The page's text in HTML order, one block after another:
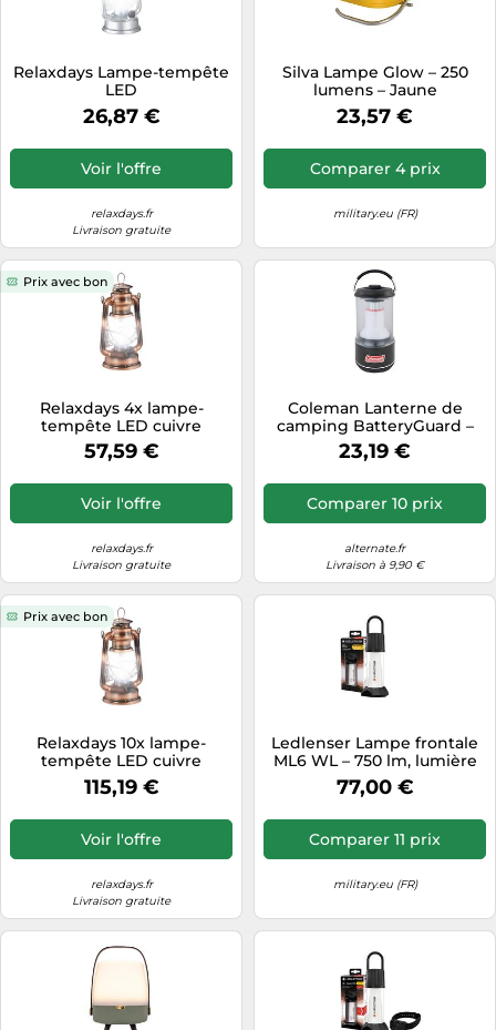
Tablettes tactiles
Téléphonie
Téléviseurs
Télévision & vidéo
Relaxdays Lampe-tempête
LED
26,87 €
Voir l'offre
relaxdays.fr
Livraison gratuite
Silva Lampe Glow – 250
lumens – Jaune
23,57 €
Comparer 4 prix
military.eu (FR)
Prix avec bon
Relaxdays 4x lampe-
tempête LED cuivre
57,59 €
Voir l'offre
relaxdays.fr
Livraison gratuite
Coleman Lanterne de
camping BatteryGuard –
Lumière LED – à piles
23,19 €
Comparer 10 prix
alternate.fr
Livraison à 9,90 €
Prix avec bon
Relaxdays 10x lampe-
tempête LED cuivre
115,19 €
Voir l'offre
relaxdays.fr
Livraison gratuite
Ledlenser Lampe frontale
ML6 WL – 750 lm, lumière
chaude, rechargeable,
noir/blanc
77,00 €
Comparer 11 prix
military.eu (FR)